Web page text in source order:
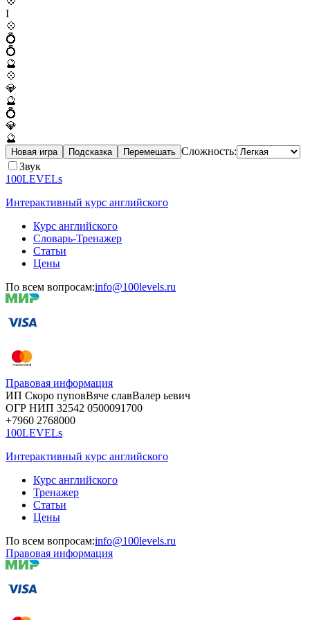
I
💠
💍
💍
🔮
💠
💎
🔮
💍
💎
🔮
Новая игра Подсказка Перемешать Сложность:
Звук
100LEVELs
Интерактивный курс английского
Курс английского
Словарь-Тренажер
Статьи
Цены
По всем вопросам:info@100levels.ru
Правовая информация
ИП Скоро пуповВяче славВалер ьевич
ОГР НИП 32542 0500091700
+7960 2768000
100LEVELs
Интерактивный курс английского
Курс английского
Тренажер
Статьи
Цены
По всем вопросам:info@100levels.ru
Правовая информация